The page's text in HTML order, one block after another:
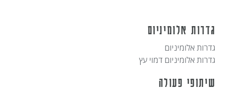
אלומיניום
אלומיניום
אלומיניום דמוי עץ
פעולה